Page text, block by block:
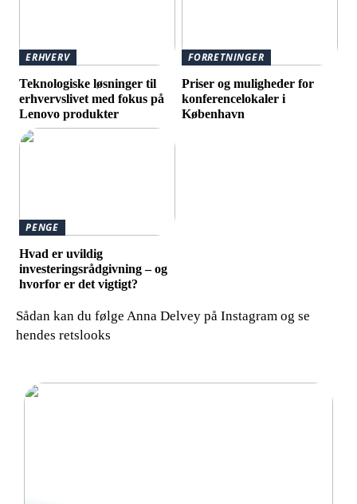
ERHVERV
Teknologiske løsninger til
erhvervslivet med fokus på
Lenovo produkter
FORRETNINGER
Priser og muligheder for
konferencelokaler i
København
PENGE
Hvad er uvildig
investeringsrådgivning – og
hvorfor er det vigtigt?
Sådan kan du følge Anna Delvey på Instagram og se
hendes retslooks